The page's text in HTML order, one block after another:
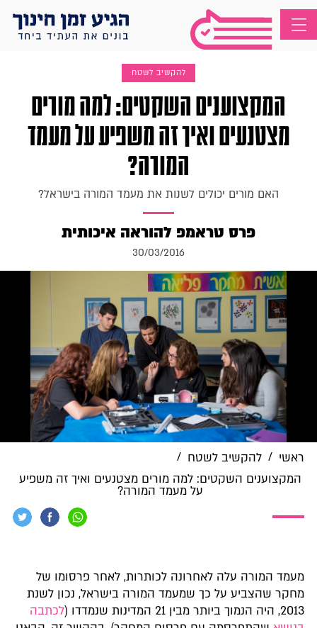
להקשיב לשטח
המקצוענים השקטים: למה מורים
מצטנעים ואיך זה משפיע על מעמד
המורה?
האם מורים יכולים לשנות את מעמד המורה בישראל?
פרס טראמפ להוראה איכותית
30/03/2016
ראשי / להקשיב לשטח /
המקצוענים השקטים: למה מורים מצטנעים ואיך זה משפיע
על מעמד המורה?
מעמד המורה עלה לאחרונה לכותרות, לאחר פרסומו של
מחקר שהצביע על כך שמעמד המורה בישראל, נכון לשנת
2013, היה הנמוך ביותר מבין 21 המדינות שנמדדו (
לכתבה